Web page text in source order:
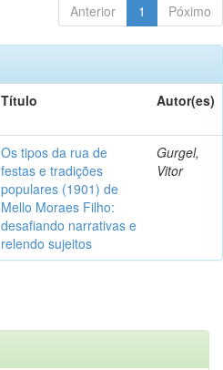
Anterior 1 Póximo
Título Autor(es)
Os tipos da rua de
festas e tradições
populares (1901) de
Mello Moraes Filho:
desafiando narrativas e
relendo sujeitos
Gurgel,
Vitor